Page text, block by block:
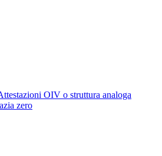
OIV o struttura analoga
zero